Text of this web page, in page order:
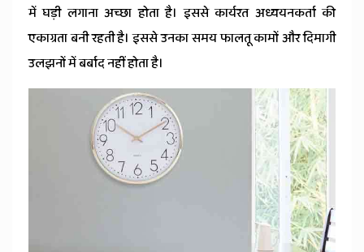
में घड़ी लगाना अच्छा होता है। इससे कार्यरत अध्ययनकर्ता की
एकाग्रता बनी रहती है। इससे उनका समय फालतू कामों और दिमागी
उलझनों में बर्बाद नहीं होता है।